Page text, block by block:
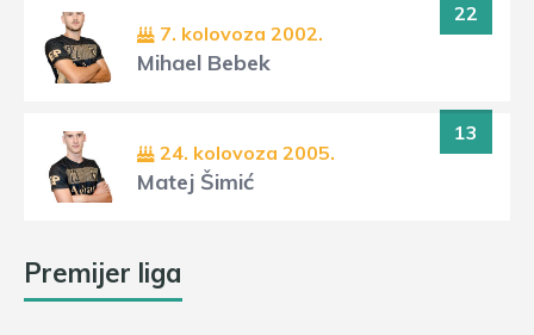
22
7. kolovoza 2002.
Mihael Bebek
13
24. kolovoza 2005.
Matej Šimić
Premijer liga